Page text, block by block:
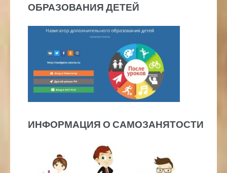
ОБРАЗОВАНИЯ ДЕТЕЙ
ИНФОРМАЦИЯ О САМОЗАНЯТОСТИ